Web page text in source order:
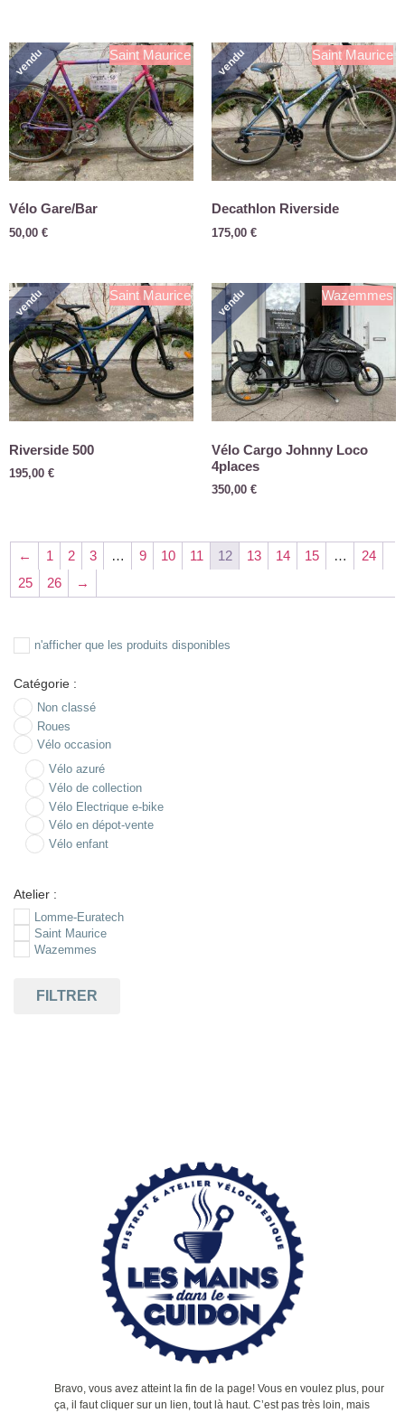
Saint Maurice
vendu
Vélo Gare/Bar
50,00 €
Saint Maurice
vendu
Decathlon Riverside
175,00 €
Saint Maurice
vendu
Riverside 500
195,00 €
Wazemmes
vendu
Vélo Cargo Johnny Loco
4places
350,00 €
← 1 2 3 … 9 10 11 12 13 14 15 …
24
25
26 →
n'afficher que les produits disponibles
Catégorie :
Non classé
Roues
Vélo occasion
Vélo azuré
Vélo de collection
Vélo Electrique e-bike
Vélo en dépot-vente
Vélo enfant
Atelier :
Lomme-Euratech
Saint Maurice
Wazemmes
FILTRER
Bravo, vous avez atteint la fin de la page! Vous en voulez plus, pour
ça, il faut cliquer sur un lien, tout là haut. C’est pas très loin, mais